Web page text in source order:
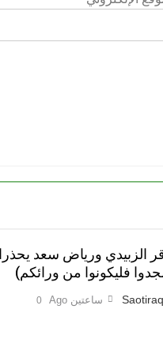
باقر الزبيدي ورياض سعد
ساعتين Ago 0